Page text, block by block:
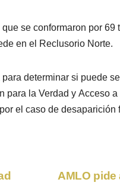
se conformaron por
en el Reclusorio Norte.
determinar si puede
para la Verdad y Acceso a
el caso de desaparición
AMLO pide